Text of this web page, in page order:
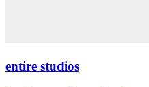
entire studios